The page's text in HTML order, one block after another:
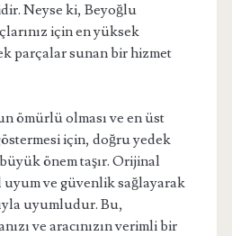
Neyse ki, Beyoğlu
için en yüksek
parçalar sunan bir hizmet
ömürlü olması ve en üst
için, doğru yedek
önem taşır. Orijinal
ve güvenlik sağlayarak
uyumludur. Bu,
ve aracınızın verimli bir